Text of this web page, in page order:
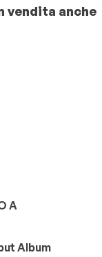
vendita anche
A
Album